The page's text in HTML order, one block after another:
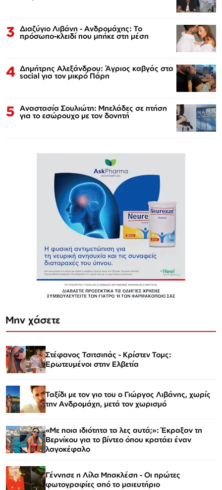
3 Διαζύγιο Λιβάνη - Ανδρομάχης: Το
πρόσωπο-κλειδί που μπήκε στη μέση
4 Δημήτρης Αλεξάνδρου: Άγριος καβγάς στα
social για τον μικρό Πάρη
5 Αναστασία Σουλιώτη: Μπελάδες σε πτήση
για το εσώρουχο με τον δονητή
Μην χάσετε
Στέφανος Τσιτσιπάς - Kρίστεν Τομς:
Ερωτευμένοι στην Ελβετία
Ταξίδι με τον γιο του ο Γιώργος Λιβάνης, χωρίς
την Ανδρομάχη, μετά τον χωρισμό
«Με ποια ιδιότητα τα λες αυτά;»: Έκραξαν τη
Βερνίκου για το βίντεο όπου κρατάει έναν
λαγοκέφαλο
Γέννησε η Λίλα Μπακλέση - Οι πρώτες
φωτογραφίες από το μαιευτήριο